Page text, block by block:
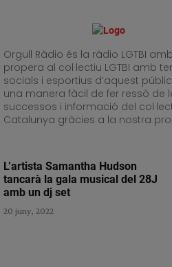
Orgull Ràdio és la ràdio LGTBI
propera al col·lectiu LGTBI amb
socials i esportius d’aquest
una manera fàcil de fer ressò de
successos i informació del
Catalunya gràcies a la nostra
L’artista Samantha Hudson
tancarà la gala musical del 28J
amb un dj set
20 juny, 2022